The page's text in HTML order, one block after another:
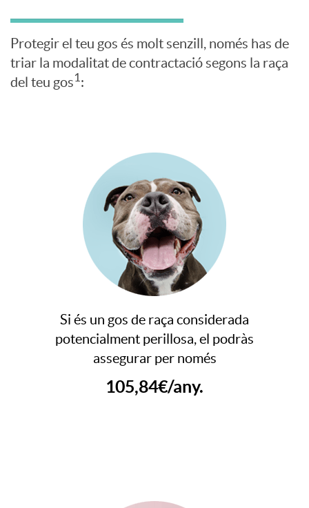
E
R
i
n
Protegir el teu gos és molt senzill, només has de
triar la modalitat de contractació segons la raça
del teu gos1 :
Si és un gos de raça considerada
potencialment perillosa, el podràs
assegurar per només
105,84€/any.